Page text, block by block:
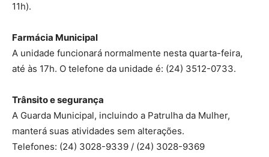
11h).
Farmácia Municipal
A unidade funcionará normalmente nesta quarta-feira,
até às 17h. O telefone da unidade é: (24) 3512-0733.
Trânsito e segurança
A Guarda Municipal, incluindo a Patrulha da Mulher,
manterá suas atividades sem alterações.
Telefones: (24) 3028-9339 / (24) 3028-9369